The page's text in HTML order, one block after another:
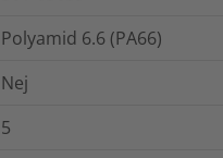
Polyamid 6.6 (PA66)
Nej
5